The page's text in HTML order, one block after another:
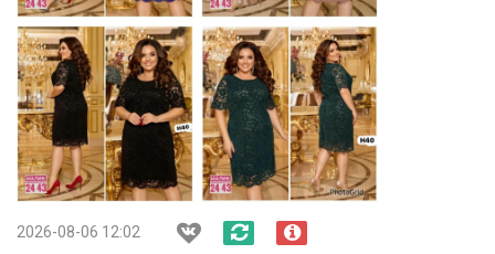
2026-08-06 12:02